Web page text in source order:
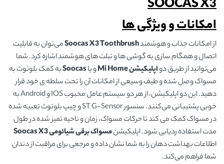
امکانات و ویژگی ها
از امکانات جذاب و هوشمندSoocas X3 Toothbrushمی‌توان به قابلیت
اتصال و همگام سازی به گوشی ها و تبلت های هوشمند اشاره کرد. شما
می‌توانید از طریق دواپلیکیشنMi Homeو یاSoocasبه کمک بلوتوث به
مسواک وصل شده و طیف وسیعی از امکانات آن را تحت سلطه ی خود قرار
دهید. این دو اپلیکیشن، از هر دو سیستم عامل محبوب IOS و Android به
خوبی پشتیبانی می‌کنند. سنسور ST G-Sensor و چیپ بلوتوث تعبیه شده
در مسواک کمک می کند تا حرکات مسواک، زمان و ناحیه تمیز شده در طول
مدت استفاده ردیابی شود. اپلیکیشنمسواک برقی شیائومیSoocas X3
اطلاعات بهداشت دهان را به شما نشان داده و مرجعی برای مراقبت از دندان
شما فراهم می‌کند.